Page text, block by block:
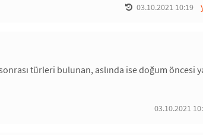
03.10.2021 10:19
türleri bulunan, aslında ise doğum öncesi
03.10.2021